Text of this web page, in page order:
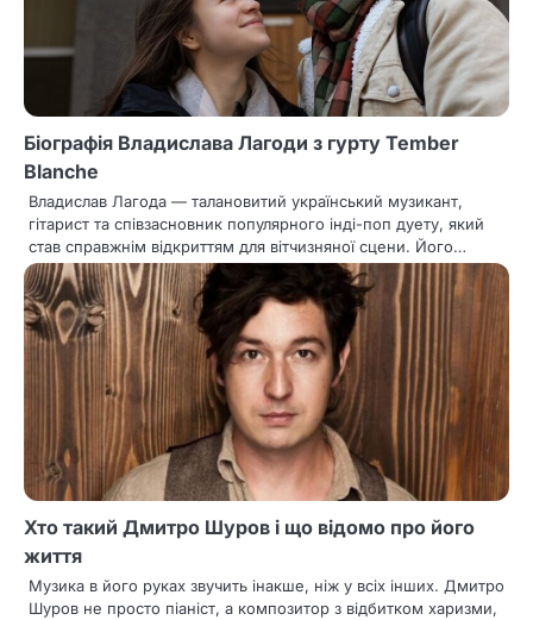
з
а
п
и
с
і
в
Біографія Владислава Лагоди з гурту Tember
Blanche
Владислав Лагода — талановитий український музикант,
гітарист та співзасновник популярного інді-поп дуету, який
став справжнім відкриттям для вітчизняної сцени. Його…
Хто такий Дмитро Шуров і що відомо про його
життя
Музика в його руках звучить інакше, ніж у всіх інших. Дмитро
Шуров не просто піаніст, а композитор з відбитком харизми,